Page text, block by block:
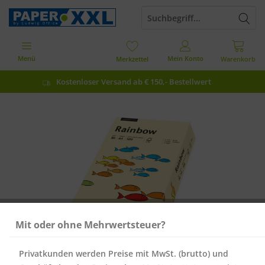
Kostenloser Versand ab € 150,- Bestellwert
Warenkorb
Merkzettel Mein Konto
Menü
Mit oder ohne Mehrwertsteuer?
Privatkunden werden Preise mit MwSt. (brutto) und